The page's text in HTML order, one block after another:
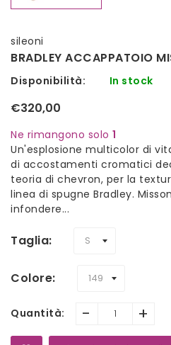
sileoni
BRADLEY ACCAPPATOIO
Disponibilità: In stock
€320,00
Ne rimangono solo 1
Un'esplosione multicolor di
di accostamenti cromatici
teoria di chevron, per la
linea di spugne Bradley.
infondere...
Taglia
Colore
Quantità: - +